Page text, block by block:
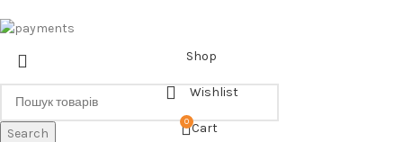
Search
Shop
Wishlist
0 Cart